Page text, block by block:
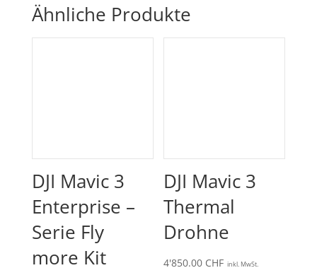
Ähnliche Produkte
DJI Mavic 3
Enterprise –
Serie Fly
more Kit
DJI Mavic 3
Thermal
Drohne
4'850.00 CHF inkl. MwSt.